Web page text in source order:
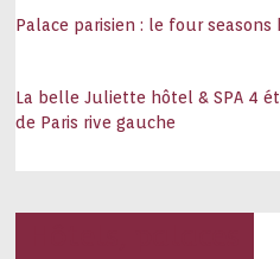
Palace parisien : le four seasons
La belle Juliette hôtel & SPA 4
de Paris rive gauche